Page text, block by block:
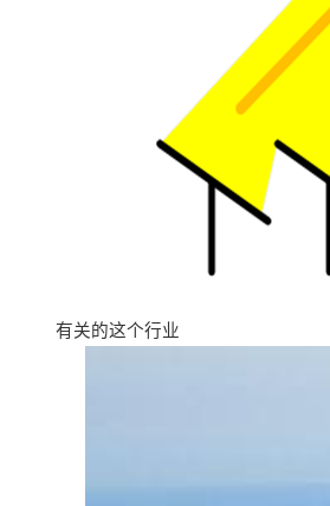
有关的这个行业